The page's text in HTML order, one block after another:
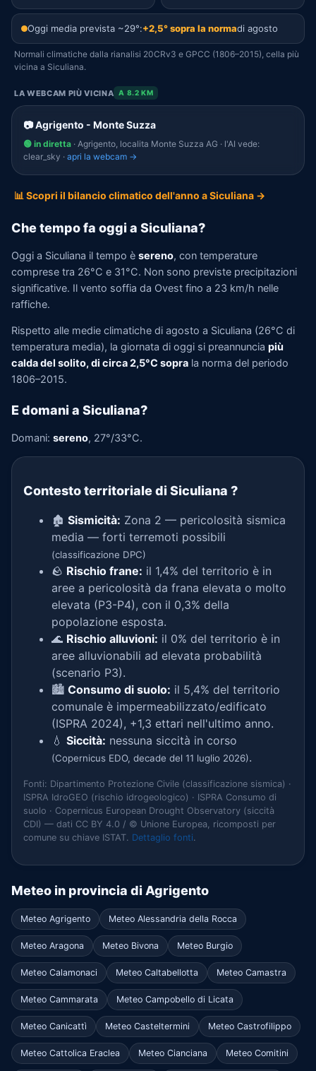
Oggi media prevista ~29°:+2,5° sopra la normadi agosto
Normali climatiche dalla rianalisi 20CRv3 e GPCC (1806–2015), cella più
vicina a Siculiana.
LA WEBCAM PIÙ VICINA A 8.2 KM
📷 Agrigento - Monte Suzza
🟢 in diretta · Agrigento, localita Monte Suzza AG · l'AI vede:
clear_sky · apri la webcam →
📊 Scopri il bilancio climatico dell'anno a Siculiana →
Che tempo fa oggi a Siculiana?
Oggi a Siculiana il tempo è sereno, con temperature
comprese tra 26°C e 31°C. Non sono previste precipitazioni
significative. Il vento soffia da Ovest fino a 23 km/h nelle
raffiche.
Rispetto alle medie climatiche di agosto a Siculiana (26°C di
temperatura media), la giornata di oggi si preannuncia più
calda del solito, di circa 2,5°C sopra la norma del periodo
1806–2015.
E domani a Siculiana?
Domani: sereno, 27°/33°C.
Contesto territoriale di Siculiana ?
🏚️ Sismicità: Zona 2 — pericolosità sismica
media — forti terremoti possibili
(classificazione DPC)
🪨 Rischio frane: il 1,4% del territorio è in
aree a pericolosità da frana elevata o molto
elevata (P3-P4), con il 0,3% della
popolazione esposta.
🌊 Rischio alluvioni: il 0% del territorio è in
aree alluvionabili ad elevata probabilità
(scenario P3).
🏙️ Consumo di suolo: il 5,4% del territorio
comunale è impermeabilizzato/edificato
(ISPRA 2024), +1,3 ettari nell'ultimo anno.
💧 Siccità: nessuna siccità in corso
(Copernicus EDO, decade del 11 luglio 2026).
Fonti: Dipartimento Protezione Civile (classificazione sismica) ·
ISPRA IdroGEO (rischio idrogeologico) · ISPRA Consumo di
suolo · Copernicus European Drought Observatory (siccità
CDI) — dati CC BY 4.0 / © Unione Europea, ricomposti per
comune su chiave ISTAT. Dettaglio fonti.
Meteo in provincia di Agrigento
Meteo Agrigento Meteo Alessandria della Rocca
Meteo Aragona Meteo Bivona Meteo Burgio
Meteo Calamonaci Meteo Caltabellotta Meteo Camastra
Meteo Cammarata Meteo Campobello di Licata
Meteo Canicattì Meteo Casteltermini Meteo Castrofilippo
Meteo Cattolica Eraclea Meteo Cianciana Meteo Comitini